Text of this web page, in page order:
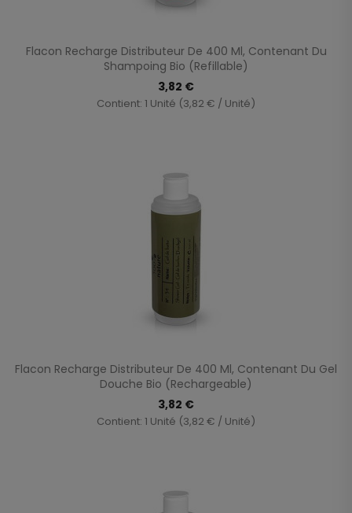
Flacon Recharge Distributeur De 400 Ml, Contenant Du
Shampoing Bio (Refillable)
3,82 €
Contient: 1 Unité (3,82 € / Unité)
Flacon Recharge Distributeur De 400 Ml, Contenant Du Gel
Douche Bio (Rechargeable)
3,82 €
Contient: 1 Unité (3,82 € / Unité)